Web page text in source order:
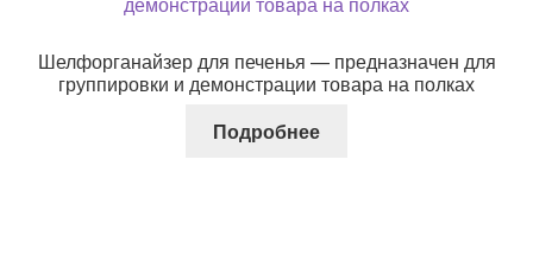
Шелфорганайзер для печенья — предназначен для
группировки и демонстрации товара на полках
Подробнее